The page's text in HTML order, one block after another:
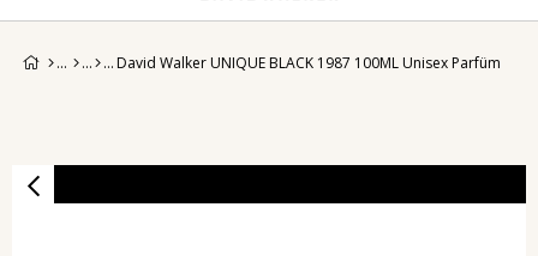
David Walker UNIQUE BLACK 1987 100ML Unisex Parfüm